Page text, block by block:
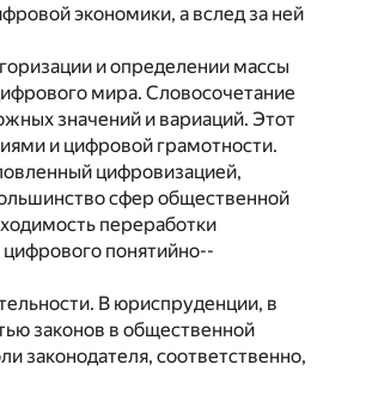
экономики, а вслед за ней
и определении массы
мира. Словосочетание
значений и вариаций. Этот
и цифровой грамотности.
цифровизацией,
сфер общественной
переработки
понятийно-­
В юриспруденции, в
законов в общественной
законодателя, соответственно,